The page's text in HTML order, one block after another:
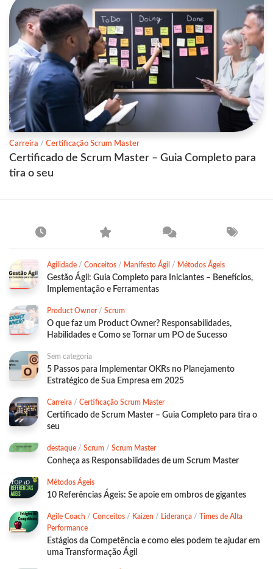
Carreira / Certificação Scrum Master
Certificado de Scrum Master – Guia Completo para
tira o seu
Agilidade / Conceitos / Manifesto Ágil / Métodos Ágeis
Gestão Ágil: Guia Completo para Iniciantes – Benefícios,
Implementação e Ferramentas
Product Owner/ Scrum
O que faz um Product Owner? Responsabilidades,
Habilidades e Como se Tornar um PO de Sucesso
Sem categoria
5 Passos para Implementar OKRs no Planejamento
Estratégico de Sua Empresa em 2025
Carreira / Certificação Scrum Master
Certificado de Scrum Master – Guia Completo para tira o
seu
destaque / Scrum / Scrum Master
Conheça as Responsabilidades de um Scrum Master
Métodos Ágeis
10 Referências Ágeis: Se apoie em ombros de gigantes
Agile Coach / Conceitos / Kaizen / Liderança / Times de Alta
Performance
Estágios da Competência e como eles podem te ajudar em
uma Transformação Ágil